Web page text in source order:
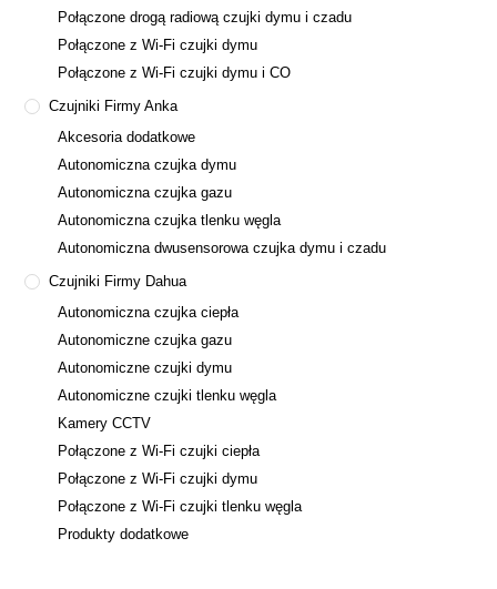
Połączone drogą radiową czujki dymu i czadu
Połączone z Wi-Fi czujki dymu
Połączone z Wi-Fi czujki dymu i CO
Czujniki Firmy Anka
Akcesoria dodatkowe
Autonomiczna czujka dymu
Autonomiczna czujka gazu
Autonomiczna czujka tlenku węgla
Autonomiczna dwusensorowa czujka dymu i czadu
Czujniki Firmy Dahua
Autonomiczna czujka ciepła
Autonomiczne czujka gazu
Autonomiczne czujki dymu
Autonomiczne czujki tlenku węgla
Kamery CCTV
Połączone z Wi-Fi czujki ciepła
Połączone z Wi-Fi czujki dymu
Połączone z Wi-Fi czujki tlenku węgla
Produkty dodatkowe